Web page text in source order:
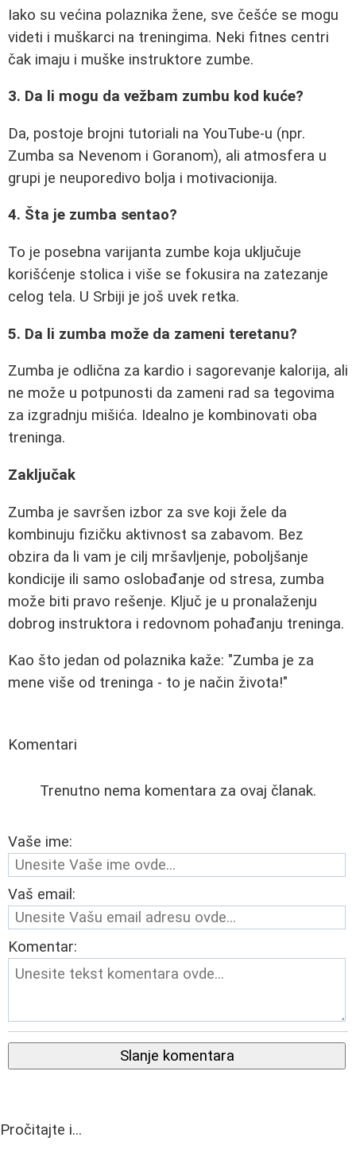
Iako su većina polaznika žene, sve češće se mogu
videti i muškarci na treningima. Neki fitnes centri
čak imaju i muške instruktore zumbe.
3. Da li mogu da vežbam zumbu kod kuće?
Da, postoje brojni tutoriali na YouTube-u (npr.
Zumba sa Nevenom i Goranom), ali atmosfera u
grupi je neuporedivo bolja i motivacionija.
4. Šta je zumba sentao?
To je posebna varijanta zumbe koja uključuje
korišćenje stolica i više se fokusira na zatezanje
celog tela. U Srbiji je još uvek retka.
5. Da li zumba može da zameni teretanu?
Zumba je odlična za kardio i sagorevanje kalorija, ali
ne može u potpunosti da zameni rad sa tegovima
za izgradnju mišića. Idealno je kombinovati oba
treninga.
Zaključak
Zumba je savršen izbor za sve koji žele da
kombinuju fizičku aktivnost sa zabavom. Bez
obzira da li vam je cilj mršavljenje, poboljšanje
kondicije ili samo oslobađanje od stresa, zumba
može biti pravo rešenje. Ključ je u pronalaženju
dobrog instruktora i redovnom pohađanju treninga.
Kao što jedan od polaznika kaže: "Zumba je za
mene više od treninga - to je način života!"
Komentari
Trenutno nema komentara za ovaj članak.
Vaše ime:
Vaš email:
Komentar:
Slanje komentara
Pročitajte i...